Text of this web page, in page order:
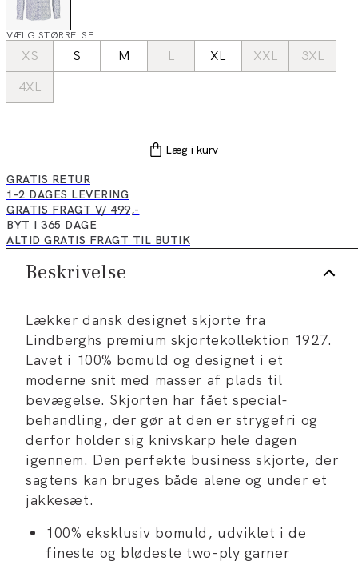
VÆLG STØRRELSE
XS S M L XL XXL
3XL
4XL
Læg i kurv
GRATIS RETUR
1-2 DAGES LEVERING
GRATIS FRAGT V/ 499,-
BYT I 365 DAGE
ALTID GRATIS FRAGT TIL BUTIK
Beskrivelse
Lækker dansk designet skjorte fra
Lindberghs premium skjortekollektion 1927.
Lavet i 100% bomuld og designet i et
moderne snit med masser af plads til
bevægelse. Skjorten har fået special-
behandling, der gør at den er strygefri og
derfor holder sig knivskarp hele dagen
igennem. Den perfekte business skjorte, der
sagtens kan bruges både alene og under et
jakkesæt.
100% eksklusiv bomuld, udviklet i de
fineste og blødeste two-ply garner